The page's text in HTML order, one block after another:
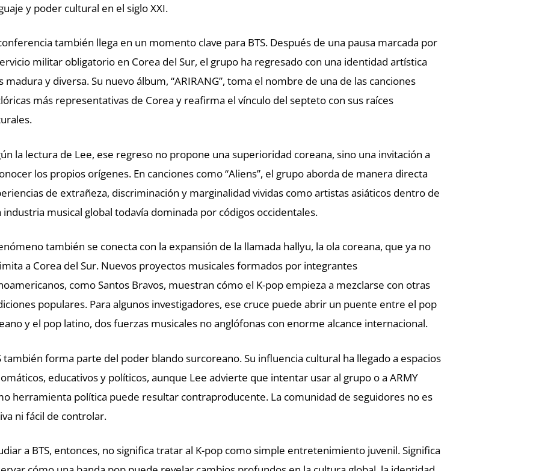
y poder cultural en el siglo XXI.
también llega en un momento clave para BTS. Después de una pausa marcada por
militar obligatorio en Corea del Sur, el grupo ha regresado con una identidad artística
madura y diversa. Su nuevo álbum, “ARIRANG”, toma el nombre de una de las canciones
más representativas de Corea y reafirma el vínculo del septeto con sus raíces
la lectura de Lee, ese regreso no propone una superioridad coreana, sino una invitación a
los propios orígenes. En canciones como “Aliens”, el grupo aborda de manera directa
de extrañeza, discriminación y marginalidad vividas como artistas asiáticos dentro de
industria musical global todavía dominada por códigos occidentales.
también se conecta con la expansión de la llamada hallyu, la ola coreana, que ya no
a Corea del Sur. Nuevos proyectos musicales formados por integrantes
como Santos Bravos, muestran cómo el K-pop empieza a mezclarse con otras
populares. Para algunos investigadores, ese cruce puede abrir un puente entre el pop
y el pop latino, dos fuerzas musicales no anglófonas con enorme alcance internacional.
también forma parte del poder blando surcoreano. Su influencia cultural ha llegado a espacios
educativos y políticos, aunque Lee advierte que intentar usar al grupo o a ARMY
herramienta política puede resultar contraproducente. La comunidad de seguidores no es
ni fácil de controlar.
a BTS, entonces, no significa tratar al K-pop como simple entretenimiento juvenil. Significa